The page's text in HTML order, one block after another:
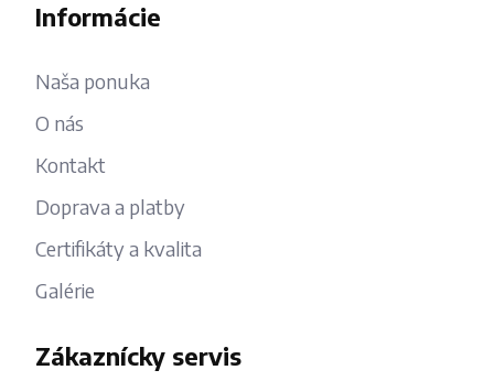
Informácie
Naša ponuka
O nás
Kontakt
Doprava a platby
Certifikáty a kvalita
Galérie
Zákaznícky servis